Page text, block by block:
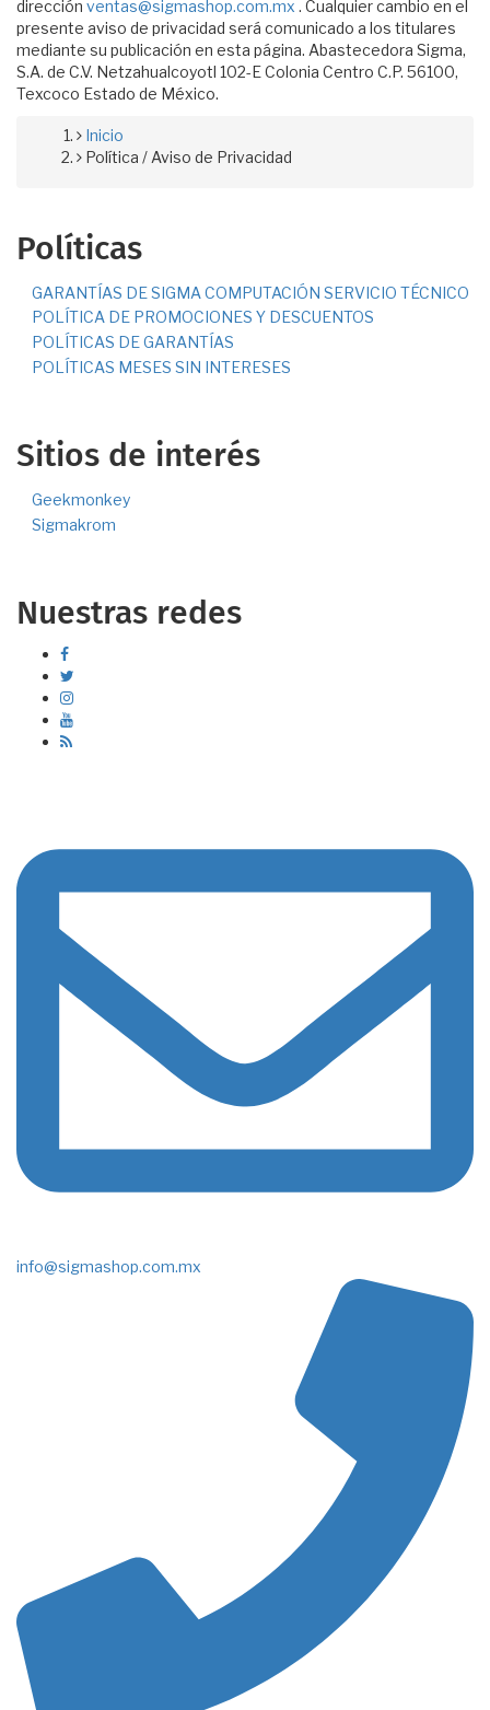
dirección ventas@sigmashop.com.mx . Cualquier cambio en el
presente aviso de privacidad será comunicado a los titulares
mediante su publicación en esta página. Abastecedora Sigma,
S.A. de C.V. Netzahualcoyotl 102-E Colonia Centro C.P. 56100,
Texcoco Estado de México.
Ruta
navegación
Inicio
Política / Aviso de Privacidad
Políticas
GARANTÍAS DE SIGMA COMPUTACIÓN SERVICIO TÉCNICO
POLÍTICA DE PROMOCIONES Y DESCUENTOS
POLÍTICAS DE GARANTÍAS
POLÍTICAS MESES SIN INTERESES
Sitios de interés
Geekmonkey
Sigmakrom
Nuestras redes
info@sigmashop.com.mx